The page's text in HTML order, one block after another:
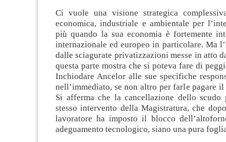
Ci vuole una visione strategica
economica, industriale e ambientale per
più quando la sua economia è fortemente
internazionale ed europeo in particolare. Ma
dalle sciagurate privatizzazioni messe in atto
questa parte mostra che si poteva fare di
Inchiodare Ancelor alle sue specifiche
nell’immediato, se non altro per farle pagare
Si afferma che la cancellazione dello scudo
stesso intervento della Magistratura, che
lavoratore ha imposto il blocco
adeguamento tecnologico, siano una pura